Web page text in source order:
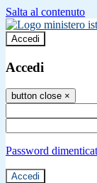
Salta al contenuto
Accedi
Accedi
button close ×
Password